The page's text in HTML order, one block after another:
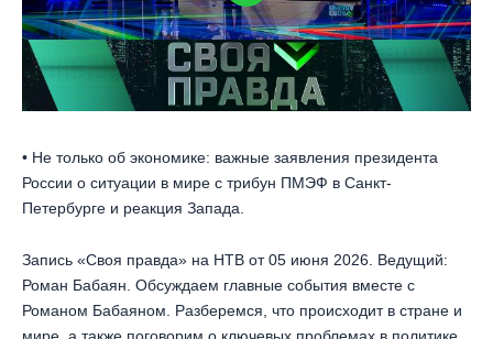
• Не только об экономике: важные заявления президента
России о ситуации в мире с трибун ПМЭФ в Санкт-
Петербурге и реакция Запада.
Запись «Своя правда» на НТВ от 05 июня 2026. Ведущий:
Роман Бабаян. Обсуждаем главные события вместе с
Романом Бабаяном. Разберемся, что происходит в стране и